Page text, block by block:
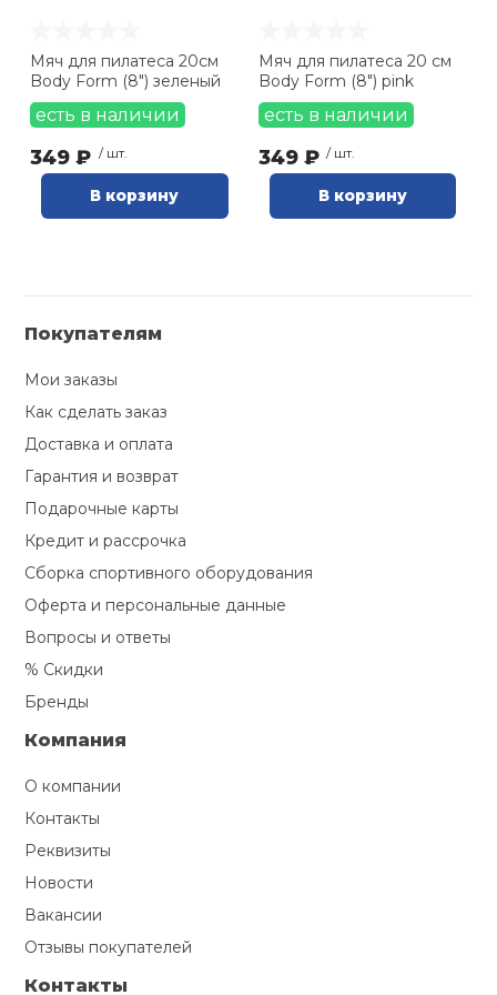
Упоры для
Утяжелители
Мяч для пилатеса 20см
Body Form (8") зеленый
есть в наличии
349 ₽ / шт.
В корзину
Мяч для пилатеса 20 см
Body Form (8") pink
есть в наличии
349 ₽ / шт.
В корзину
Покупателям
Мои заказы
Как сделать заказ
Доставка и оплата
Гарантия и возврат
Подарочные карты
Кредит и рассрочка
Сборка спортивного оборудования
Оферта и персональные данные
Вопросы и ответы
% Скидки
Бренды
Компания
О компании
Контакты
Реквизиты
Новости
Вакансии
Отзывы покупателей
Контакты